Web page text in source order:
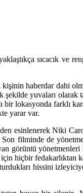
sıcacık ve
haberdar dahi
yuvaları olarak
bir lokasyonda farklı
yarar var.
esinlenerek Niki Caro
filminde de
görüntü
hiçbir fedakarlıktan
hissini